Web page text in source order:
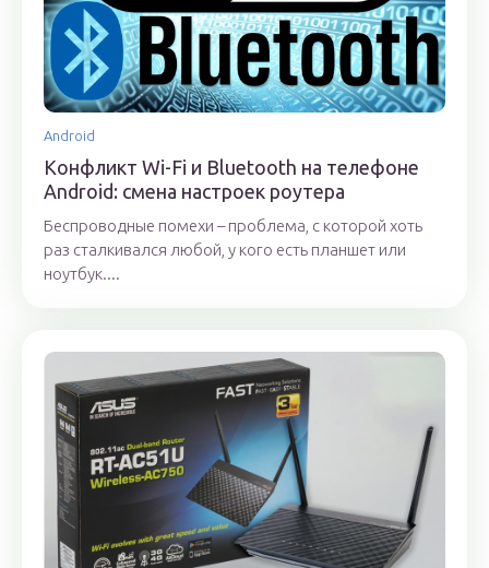
Android
Конфликт Wi-Fi и Bluetooth на телефоне
Android: смена настроек роутера
Беспроводные помехи – проблема, с которой хоть
раз сталкивался любой, у кого есть планшет или
ноутбук....